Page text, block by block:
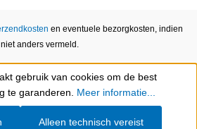
en eventuele bezorgkosten, indien
niet anders vermeld.
gebruik van cookies om de best
te garanderen. Meer informatie...
Alleen technisch vereist